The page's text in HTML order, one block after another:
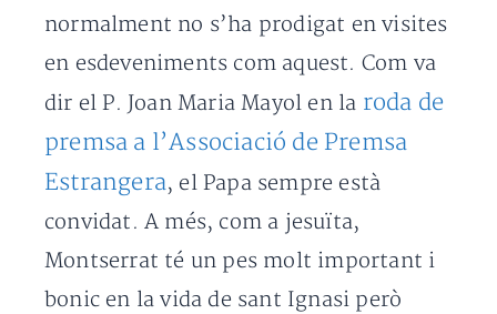
normalment no s’ha prodigat en visites
en esdeveniments com aquest. Com va
dir el P. Joan Maria Mayol en la roda de
premsa a l’Associació de Premsa
Estrangera, el Papa sempre està
convidat. A més, com a jesuïta,
Montserrat té un pes molt important i
bonic en la vida de sant Ignasi però